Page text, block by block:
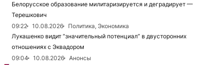
Белорусское образование милитаризируется и деградирует —
Терешкович
09:22
10.08.2026
Политика, Экономика
Лукашенко видит “значительный потенциал” в двусторонних
отношениях с Эквадором
09:04
10.08.2026
Анонсы